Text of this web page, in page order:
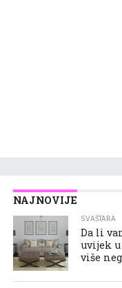
NAJNOVIJE
SVAŠTARA
Da li
uvijek u
više